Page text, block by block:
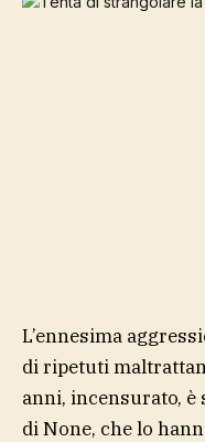
L’ennesima
di ripetuti
anni, incensurato,
di None, che lo